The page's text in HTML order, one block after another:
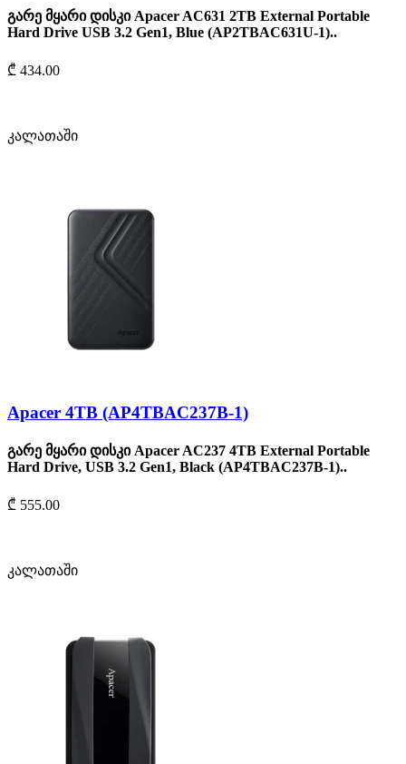
გარე მყარი დისკი Apacer AC631 2TB External Portable
Hard Drive USB 3.2 Gen1, Blue (AP2TBAC631U-1)..
₾ 434.00
კალათაში
Apacer 4TB (AP4TBAC237B-1)
გარე მყარი დისკი Apacer AC237 4TB External Portable
Hard Drive, USB 3.2 Gen1, Black (AP4TBAC237B-1)..
₾ 555.00
კალათაში